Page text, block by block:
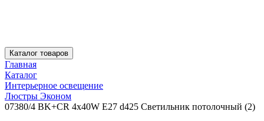
Каталог товаров
Главная
Каталог
Интерьерное освещение
Люстры Эконом
07380/4 BK+CR 4x40W E27 d425 Светильник потолочный (2)